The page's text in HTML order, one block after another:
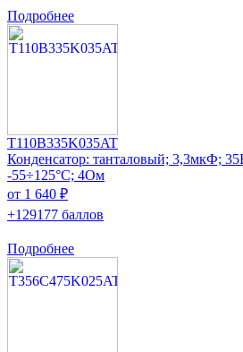
Подробнее
T110B335K035AT
Конденсатор: танталовый; 3,3мкФ;
-55÷125°C; 4Ом
от 1 640 ₽
+129177 баллов
Подробнее